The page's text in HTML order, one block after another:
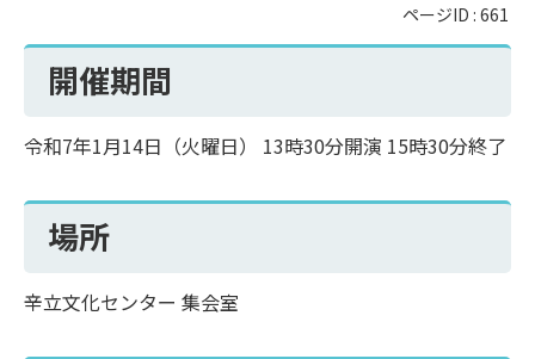
ページID : 661
開催期間
令和7年1月14日（火曜日） 13時30分開演 15時30分終了
場所
辛立文化センター 集会室